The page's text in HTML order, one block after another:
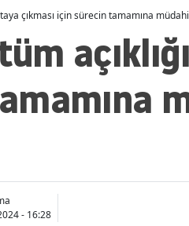
çıkması için sürecin tamamına
- 16:28